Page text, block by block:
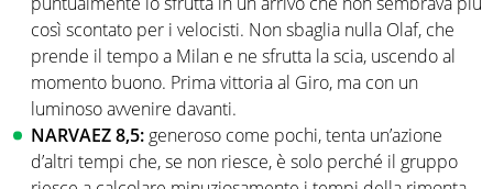
così scontato per i velocisti. Non sbaglia nulla Olaf, che
prende il tempo a Milan e ne sfrutta la scia, uscendo al
momento buono. Prima vittoria al Giro, ma con un
luminoso avvenire davanti.
NARVAEZ 8,5:generoso come pochi, tenta un’azione
d’altri tempi che, se non riesce, è solo perché il gruppo